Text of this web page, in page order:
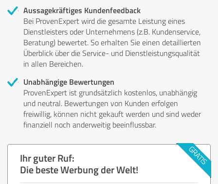
Aussagekräftiges Kundenfeedback
Bei ProvenExpert wird die gesamte Leistung eines
Dienstleisters oder Unternehmens (z.B. Kundenservice,
Beratung) bewertet. So erhalten Sie einen detaillierten
Überblick über die Service- und Dienstleistungsqualität
in allen Bereichen.
Unabhängige Bewertungen
ProvenExpert ist grundsätzlich kostenlos, unabhängig
und neutral. Bewertungen von Kunden erfolgen
freiwillig, können nicht gekauft werden und sind weder
finanziell noch anderweitig beeinflussbar.
Ihr guter Ruf:
Die beste Werbung der Welt!